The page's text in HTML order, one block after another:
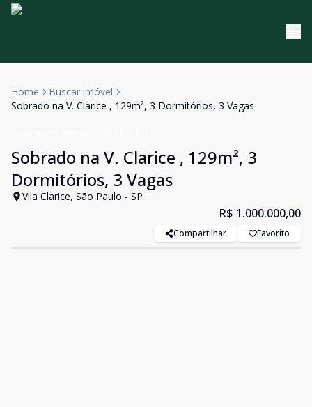
Home
Buscar imóvel
Sobrado na V. Clarice , 129m², 3 Dormitórios, 3 Vagas
Sobrado na V. Clarice , 129m², 3
Dormitórios, 3 Vagas
Vila Clarice, São Paulo - SP
R$ 1.000.000,00
Compartilhar Favorito